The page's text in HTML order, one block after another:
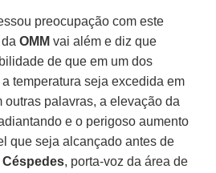
preocupação com este
daOMM vai além e diz que
de que em um dos
temperatura seja excedida em
outras palavras, a elevação da
e o perigoso aumento
que seja alcançado antes de
Céspedes, porta-voz da área de